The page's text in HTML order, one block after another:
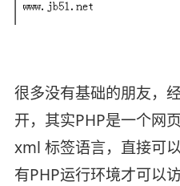
很多没有基础的朋友，
开，其实PHP是一个网
xml 标签语言，直接可
有PHP运行环境才可以